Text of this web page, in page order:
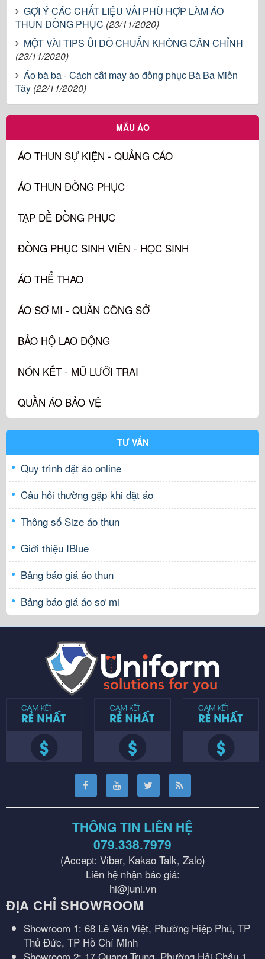
GỢI Ý CÁC CHẤT LIỆU VẢI PHÙ HỢP LÀM ÁO
THUN ĐỒNG PHỤC (23/11/2020)
MỘT VÀI TIPS ỦI ĐỒ CHUẨN KHÔNG CẦN CHỈNH
(23/11/2020)
Áo bà ba - Cách cắt may áo đồng phục Bà Ba Miền
Tây (22/11/2020)
MẪU ÁO
ÁO THUN SỰ KIỆN - QUẢNG CÁO
ÁO THUN ĐỒNG PHỤC
TẠP DỀ ĐỒNG PHỤC
ĐỒNG PHỤC SINH VIÊN - HỌC SINH
ÁO THỂ THAO
ÁO SƠ MI - QUẦN CÔNG SỞ
BẢO HỘ LAO ĐỘNG
NÓN KẾT - MŨ LƯỠI TRAI
QUẦN ÁO BẢO VỆ
TƯ VẤN
Quy trình đặt áo online
Câu hỏi thường gặp khi đặt áo
Thông số Size áo thun
Giới thiệu IBlue
Bảng báo giá áo thun
Bảng báo giá áo sơ mi
THÔNG TIN LIÊN HỆ
079.338.7979
(Accept: Viber, Kakao Talk, Zalo)
Liên hệ nhận báo giá:
hi@juni.vn
ĐỊA CHỈ SHOWROOM
Showroom 1: 68 Lê Văn Việt, Phường Hiệp Phú, TP
Thủ Đức, TP Hồ Chí Minh